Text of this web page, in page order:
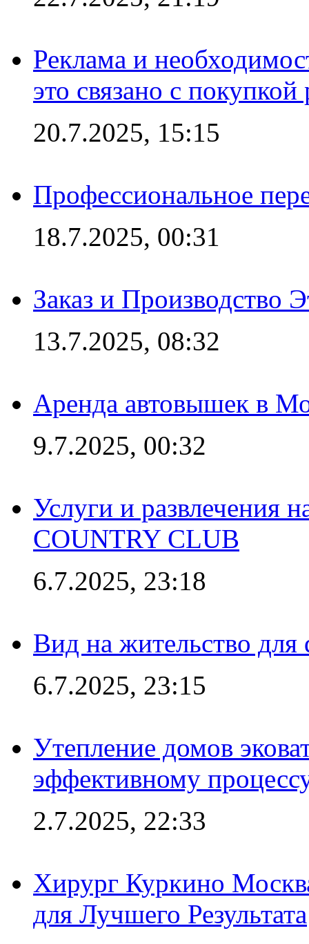
Реклама и
это связано с покупкой
20.7.2025, 15:15
Профессиональное
18.7.2025, 00:31
Заказ и Производство
13.7.2025, 08:32
Аренда автовышек в
9.7.2025, 00:32
Услуги и развлечения
COUNTRY CLUB
6.7.2025, 23:18
Вид на жительство
6.7.2025, 23:15
Утепление домов
эффективному
2.7.2025, 22:33
Хирург Куркино
для Лучшего Результата